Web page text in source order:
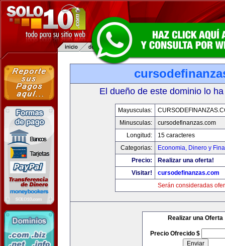
El dueño de este dominio lo
Mayusculas:
Minusculas:
cursodefinanzas.com
Longitud:
15 caracteres
Categorias:
Economia, Dinero y
Precio:
Realizar una oferta!
Visitar!
cursodefinanzas.com
Serán consideradas
Realizar una Oferta
Precio Ofrecido $